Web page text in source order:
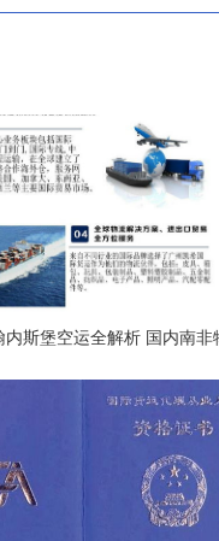
内斯堡空运全解析 国内南非